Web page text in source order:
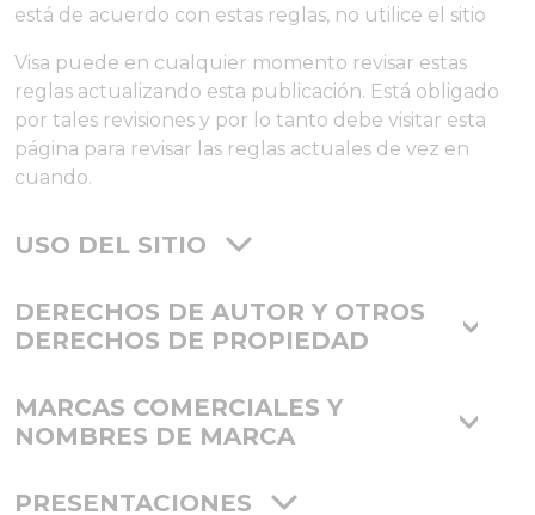
está de acuerdo con estas reglas, no utilice el sitio
Visa puede en cualquier momento revisar estas
reglas actualizando esta publicación. Está obligado
por tales revisiones y por lo tanto debe visitar esta
página para revisar las reglas actuales de vez en
cuando.
USO DEL SITIO
DERECHOS DE AUTOR Y OTROS
DERECHOS DE PROPIEDAD
MARCAS COMERCIALES Y
NOMBRES DE MARCA
PRESENTACIONES